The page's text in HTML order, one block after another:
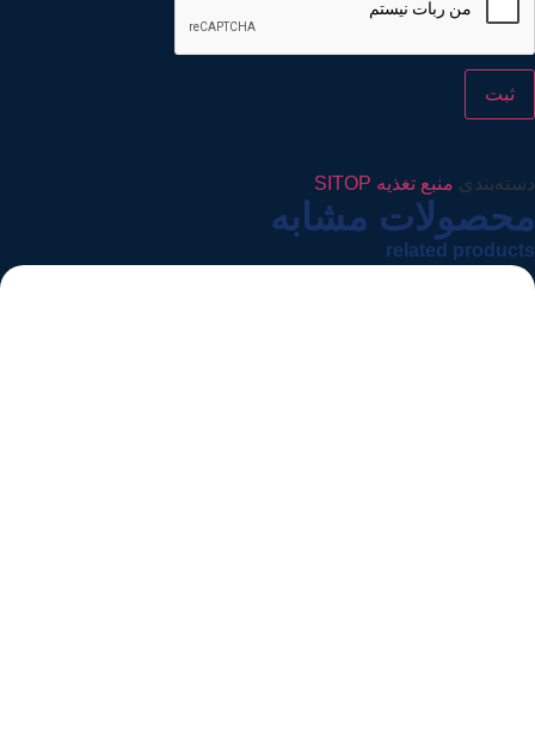
دسته‌بندی منبع تغذیه SITOP
محصولات مشابه
related products